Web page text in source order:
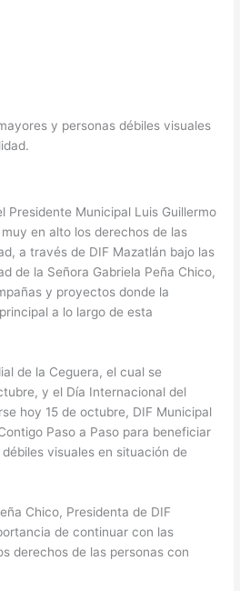
y personas débiles visuales
Presidente Municipal Luis Guillermo
en alto los derechos de las
a través de DIF Mazatlán bajo las
de la Señora Gabriela Peña Chico,
y proyectos donde la
a lo largo de esta
de la Ceguera, el cual se
y el Día Internacional del
hoy 15 de octubre, DIF Municipal
Paso a Paso para beneficiar
visuales en situación de
Chico, Presidenta de DIF
de continuar con las
derechos de las personas con